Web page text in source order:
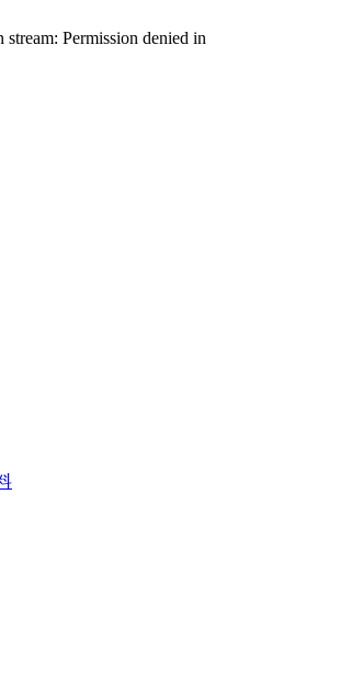
stream: Permission denied in